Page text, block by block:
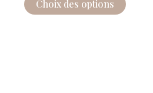
Choix des options